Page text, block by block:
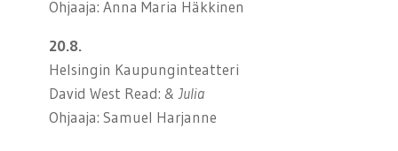
Ohjaaja: Anna Maria Häkkinen
20.8.
Helsingin Kaupunginteatteri
David West Read: & Julia
Ohjaaja: Samuel Harjanne